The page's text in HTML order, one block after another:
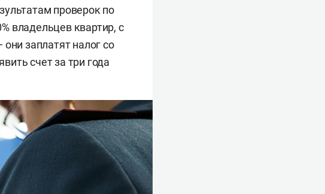
проверок по
владельцев квартир, с
заплатят налог со
счет за три года